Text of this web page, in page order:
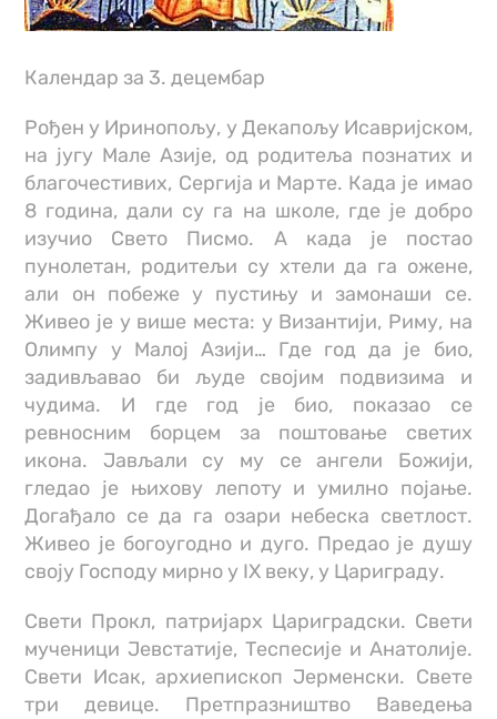
Календар за 3. децембар
Рођен у Иринопољу, у Декапољу Исавријском,
на југу Мале Азије, од родитеља познатих и
благочестивих, Сергија и Марте. Када је имао
8 година, дали су га на школе, где је добро
изучио Свето Писмо. А када је постао
пунолетан, родитељи су хтели да га ожене,
али он побеже у пустињу и замонаши се.
Живео је у више места: у Византији, Риму, на
Олимпу у Малој Азији… Где год да је био,
задивљавао би људе својим подвизима и
чудима. И где год је био, показао се
ревносним борцем за поштовање светих
икона. Јављали су му се ангели Божији,
гледао је њихову лепоту и умилно појање.
Догађало се да га озари небеска светлост.
Живео је богоугодно и дуго. Предао је душу
своју Господу мирно у IX веку, у Цариграду.
Свети Прокл, патријарх Цариградски. Свети
мученици Јевстатије, Теспесије и Анатолије.
Свети Исак, архиепископ Јерменски. Свете
три девице. Претпразништво Ваведења